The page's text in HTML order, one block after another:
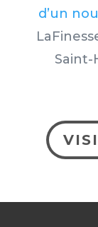
d’un
Saint-